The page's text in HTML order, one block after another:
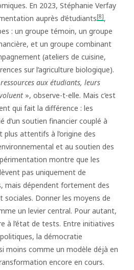
En 2023, Stéphanie Verfay
auprès d’étudiants[8],
: un groupe témoin, un groupe
et un groupe combinant
(ateliers de cuisine,
sur l’agriculture biologique).
aux étudiants, leurs
», observe-t-elle. Mais c’est
qui fait la différence : les
d’un soutien financier couplé à
attentifs à l’origine des
et au soutien des
montre que les
pas uniquement de
mais dépendent fortement des
Donner les moyens de
un levier central. Pour autant,
à l’état de tests. Entre initiatives
la démocratie
moins comme un modèle déjà en
encore en cours.